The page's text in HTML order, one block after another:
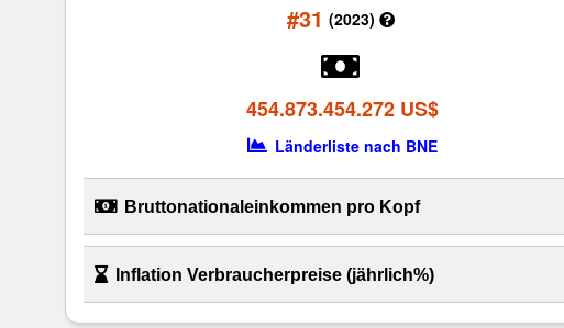
#31 (2023)
454.873.454.272 US$
Länderliste nach BNE
Bruttonationaleinkommen pro Kopf
Inflation Verbraucherpreise (jährlich%)